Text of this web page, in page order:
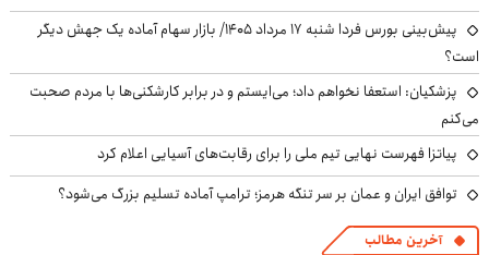
پیش‌بینی بورس فردا شنبه ۱۷ مرداد ۱۴۰۵/ بازار سهام آماده یک جهش دیگر
است؟
پزشکیان: استعفا نخواهم داد؛ می‌ایستم و در برابر کارشکنی‌ها با مردم صحبت
می‌کنم
پیاتزا فهرست نهایی تیم ملی را برای رقابت‌های آسیایی اعلام کرد
توافق ایران و عمان بر سر تنگه هرمز؛ ترامپ آماده تسلیم بزرگ می‌شود؟
آخرین مطالب